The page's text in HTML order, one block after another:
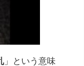
」という意味